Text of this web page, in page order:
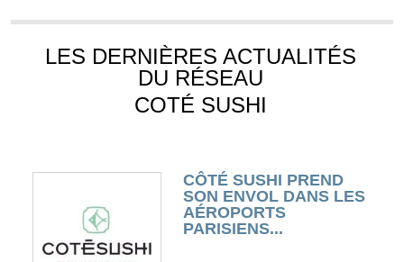
LES DERNIÈRES ACTUALITÉS
DU RÉSEAU
COTÉ SUSHI
CÔTÉ SUSHI PREND
SON ENVOL DANS LES
AÉROPORTS
PARISIENS...